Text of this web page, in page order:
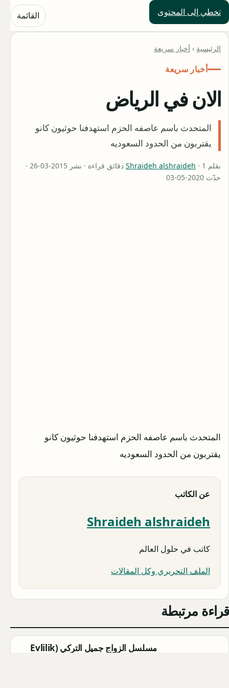
تخطي إلى المحتوى
حلول العالم القائمة
الرئيسية › أخبار سريعة
أخبار سريعة
الان في الرياض
المتحدث باسم عاصفه الحزم استهدفنا حوثيون كانو
يقتربون من الحدود السعوديه
بقلم Shraideh alshraideh
· 1 دقائق قراءة · نشر 2015-03-26 ·
حدّث 2020-05-03
المتحدث باسم عاصفه الحزم استهدفنا حوثيون كانو
يقتربون من الحدود السعوديه
عن الكاتب
Shraideh alshraideh
كاتب في حلول العالم
الملف التحريري وكل المقالات
قراءة مرتبطة
مسلسل الزواج جميل التركي (Evlilik